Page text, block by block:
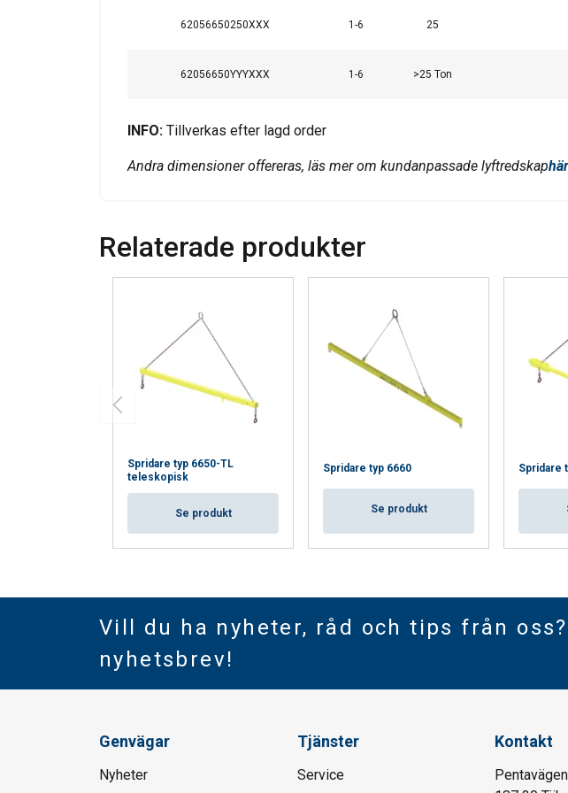
62056650250XXX 1-6 25
62056650YYYXXX 1-6 >25 Ton
INFO: Tillverkas efter lagd order
Andra dimensioner offereras, läs mer om kundanpassade lyftredskaphär
Relaterade produkter
Spridare typ 6650-TL
teleskopisk
Se produkt
Spridare typ 6660
Se produkt
Spridare
Vill du ha nyheter, råd och tips från
nyhetsbrev!
Genvägar
Nyheter
Tjänster
Service
Kontakt